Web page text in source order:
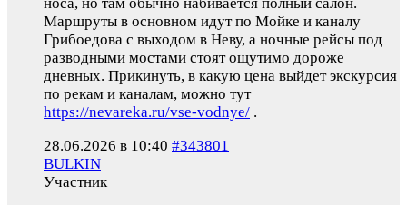
Маршруты в основном идут по Мойке и каналу
Грибоедова с выходом в Неву, а ночные рейсы под
разводными мостами стоят ощутимо дороже
дневных. Прикинуть, в какую цена выйдет экскурсия
по рекам и каналам, можно тут
https://nevareka.ru/vse-vodnye/ .
28.06.2026 в 10:40 #343801
BULKIN
Участник